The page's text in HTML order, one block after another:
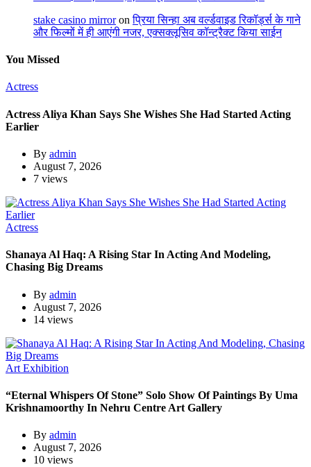
stake casino mirroronप्रिया सिन्हा अब वर्ल्डवाइड रिकॉर्ड्स के गाने
और फिल्मों में ही आएंगी नजर, एक्सक्लूसिव कॉन्ट्रैक्ट किया साईन
You Missed
Actress
Actress Aliya Khan Says She Wishes She Had Started Acting
Earlier
By admin
August 7, 2026
7 views
Actress
Shanaya Al Haq: A Rising Star In Acting And Modeling,
Chasing Big Dreams
By admin
August 7, 2026
14 views
Art Exhibition
“Eternal Whispers Of Stone” Solo Show Of Paintings By Uma
Krishnamoorthy In Nehru Centre Art Gallery
By admin
August 7, 2026
10 views